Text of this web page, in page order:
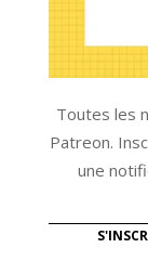
Toutes les
Patreon.
une